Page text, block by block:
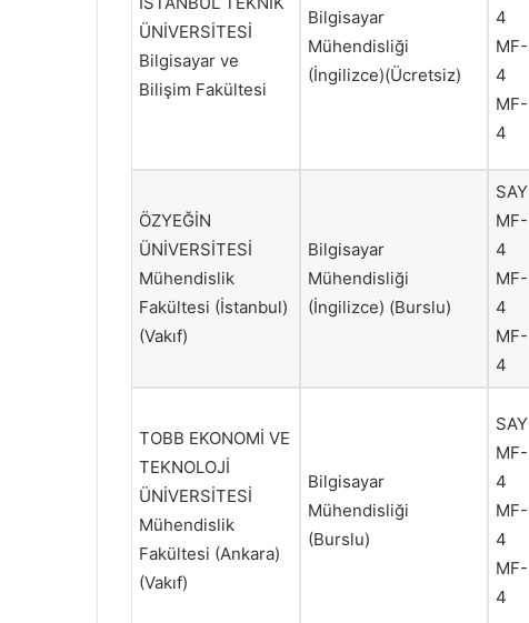
ÜNİVERSİTESİ
Bilgisayar ve
Bilişim Fakültesi
Bilgisayar
Mühendisliği
(İngilizce)(Ücretsiz)
4
MF-
4
MF-
4
ÖZYEĞİN
ÜNİVERSİTESİ
Mühendislik
Fakültesi (İstanbul)
(Vakıf)
Bilgisayar
Mühendisliği
(İngilizce) (Burslu)
SAY
MF-
4
MF-
4
MF-
4
TOBB EKONOMİ VE
TEKNOLOJİ
ÜNİVERSİTESİ
Mühendislik
Fakültesi (Ankara)
(Vakıf)
Bilgisayar
Mühendisliği
(Burslu)
SAY
MF-
4
MF-
4
MF-
4